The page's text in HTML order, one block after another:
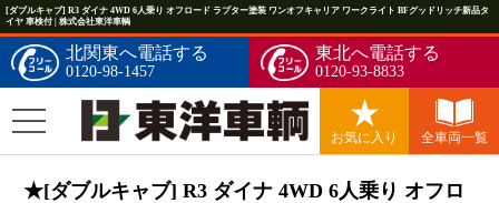
[ダブルキャブ] R3 ダイナ 4WD 6人乗り オフロード ラプター塗装 ワンオフキャリア ワークライト BFグッドリッチ新品タ
イヤ 車検付 | 株式会社東洋車輌
北関東へ電話する
0120-98-1457
東北へ電話する
0120-93-8833
お気に入り 全車両一覧
★[ダブルキャブ] R3 ダイナ 4WD 6人乗り オフロ